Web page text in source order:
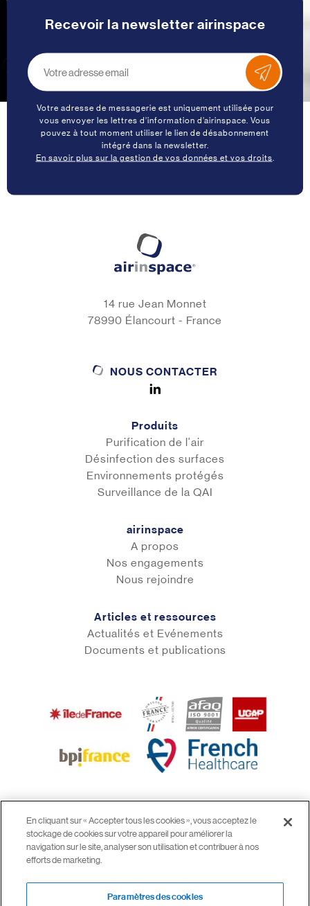
Recevoir la newsletter airinspace
Votre adresse de messagerie est uniquement utilisée pour
vous envoyer les lettres d’information d’airinspace. Vous
pouvez à tout moment utiliser le lien de désabonnement
intégré dans la newsletter.
En savoir plus sur la gestion de vos données et vos droits.
14 rue Jean Monnet
78990 Élancourt - France
NOUS CONTACTER
Produits
Purification de l'air
Désinfection des surfaces
Environnements protégés
Surveillance de la QAI
airinspace
A propos
Nos engagements
Nous rejoindre
Articles et ressources
Actualités et Evénements
Documents et publications
© 2026 airinspace
Confidentialité
En cliquant sur « Accepter tous les cookies », vous acceptez le
stockage de cookies sur votre appareil pour améliorer la
navigation sur le site, analyser son utilisation et contribuer à nos
efforts de marketing.
Paramètres des cookies